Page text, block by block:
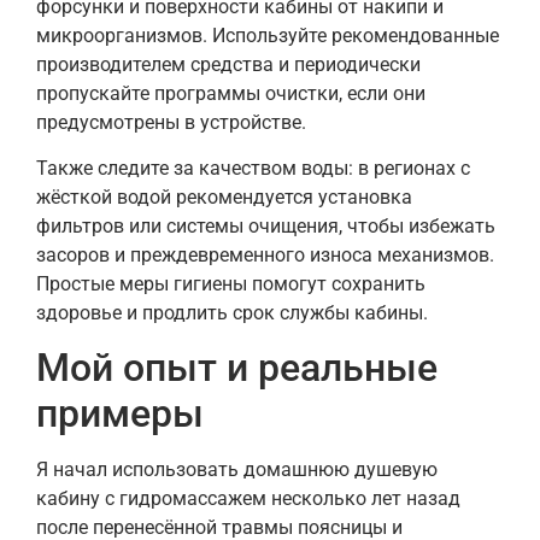
форсунки и поверхности кабины от накипи и
микроорганизмов. Используйте рекомендованные
производителем средства и периодически
пропускайте программы очистки, если они
предусмотрены в устройстве.
Также следите за качеством воды: в регионах с
жёсткой водой рекомендуется установка
фильтров или системы очищения, чтобы избежать
засоров и преждевременного износа механизмов.
Простые меры гигиены помогут сохранить
здоровье и продлить срок службы кабины.
Мой опыт и реальные
примеры
Я начал использовать домашнюю душевую
кабину с гидромассажем несколько лет назад
после перенесённой травмы поясницы и